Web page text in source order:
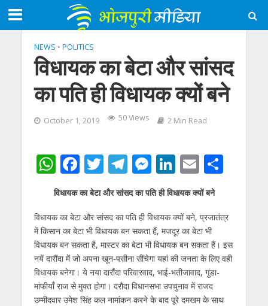
NEWS • POLITICS
विधायक का बेटा और सांसद
का पति ही विधायक क्यों बने
October 1, 2019 50 Views 2 Min Read
W
h
at
s
A
p
p
F
ac
e
b
o
o
k
T
w
itt
er
T
el
e
gr
a
m
M
e
ss
e
n
g
er
Li
n
k
e
dI
n
E
m
ai
l
S
e
विधायक का बेटा और सांसद का पति ही विधायक क्यों बने
विधायक का बेटा और सांसद का पति ही विधायक क्यों बने, प्रजातंत्र
में किसान का बेटा भी विधायक बन सकता हैं, मजदूर का बेटा भी
विधायक बन सकता है, मास्टर का बेटा भी विधायक बन सकता हैं। इस
नयें दारौंदा में जो अपना खून-पसीना सींचेगा यहां की जनता के लिए वही
विधायक बनेगा। ये नया दारौंदा परिवारवाद, भाई-भतीजावाद, गुंडा-
मांफीयाँ राज से मुक्त होगा। दरौदा विधानसभा उपचुनाव में राजद
उम्मीदवार उमेश सिंह कल नामांकन करने के बाद पूरे दमखम के साथ